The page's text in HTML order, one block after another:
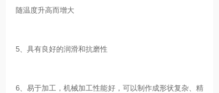
随温度升高而增大
5、具有良好的润滑和抗磨性
6、易于加工，机械加工性能好，可以制作成形状复杂、精